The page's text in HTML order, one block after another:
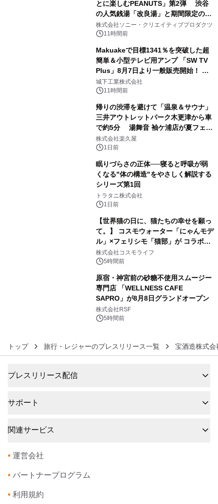
とに楽しむPEANUTS」第2弾 渋谷
の人気銭湯「改良湯」と期間限定のコ
ラボレーション サウナイキタイコラ
ボグッズも発売決定！
株式会社ソニー・クリエイティブプロダクツ
11時間前
Makuakeで目標1341％を突破した超
簡単＆小型テレビ用アンプ 「SW TV
Plus」8月7日より一般販売開始！ ケ
ーブル1本つなぐだけ、テレビの音が
ぐっと豊かに
城下工業株式会社
11時間前
帰りの渋滞を避けて「温泉＆サウナ」
三井アウトレットパーク木更津から車
で約5分 湯舞音 袖ケ浦店が夏フェア
メニューを提供
株式会社楽久屋
1日前
眠りづらさの正体──寝ると呼吸が弱
くなる"体の構造"をやさしく解説する
シリーズ第1回
トラタニ株式会社
1日前
【世界猫の日に、猫たちの幸せを願っ
て。】 コスモウォーター「にゃんモデ
ル」×フェリシモ「猫部」が コラボキ
ャンペーンを実施
株式会社コスモライフ
5時間前
原宿・神宮前の砂糖不使用スムージー
専門店 「WELLNESS CAFE
SAPRO」が8月8日グランドオープン
株式会社RSF
5時間前
トップ 旅行・レジャーのプレスリリース一覧 宝酒造株式会
プレスリリース配信
サポート
関連サービス
• 運営会社
• パートナープログラム
• 利用規約